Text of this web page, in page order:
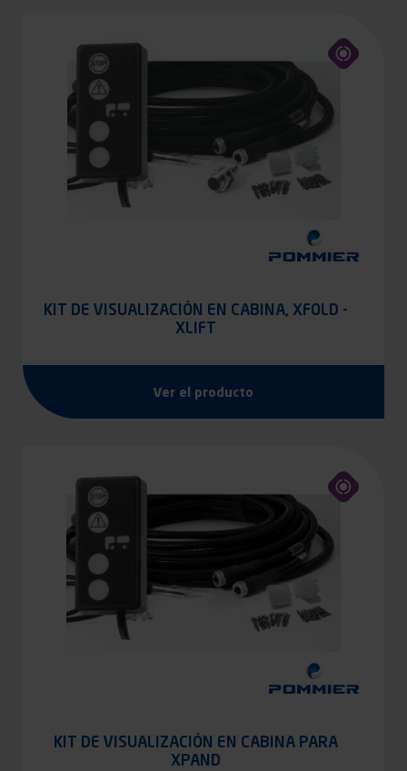
KIT DE VISUALIZACIÓN EN CABINA, XFOLD -
XLIFT
Ver el producto
KIT DE VISUALIZACIÓN EN CABINA PARA
XPAND